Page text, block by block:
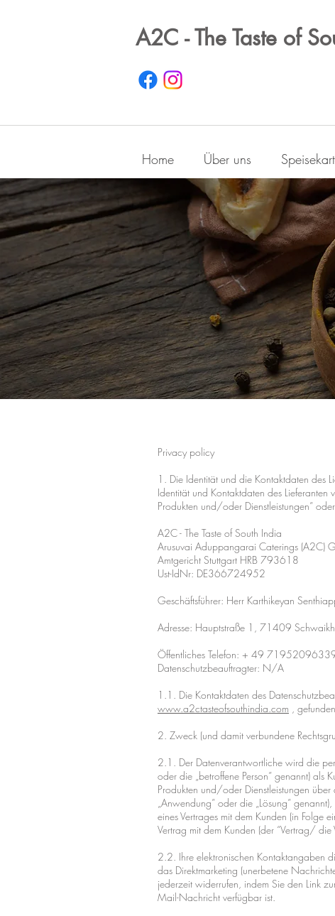
A2C - The Taste of
Home Über uns
Privacy policy
1. Die Identität und die Kontaktdaten des
Identität und Kontaktdaten des
Produkten und/oder Dienstleistungen”
A2C - The Taste of South India
Arusuvai Aduppangarai Caterings (A2C)
Amtgericht Stuttgart HRB 793618
Ust-IdNr: DE366724952
Geschäftsführer: Herr Karthikeyan
Adresse: Hauptstraße 1, 71409
Öffentliches Telefon: + 49
Datenschutzbeauftragter: N/A
1.1. Die Kontaktdaten des
www.a2ctasteofsouthindia.com ,
2. Zweck (und damit verbundene
2.1. Der Datenverantwortliche wird die
oder die „betroffene Person” genannt) als
Produkten und/oder Dienstleistungen
„Anwendung” oder die „Lösung”
eines Vertrages mit dem Kunden (in
Vertrag mit dem Kunden (der “Vertrag/
2.2. Ihre elektronischen Kontaktangaben
das Direktmarketing (unerbetene
jederzeit widerrufen, indem Sie den Link
Mail-Nachricht verfügbar ist.